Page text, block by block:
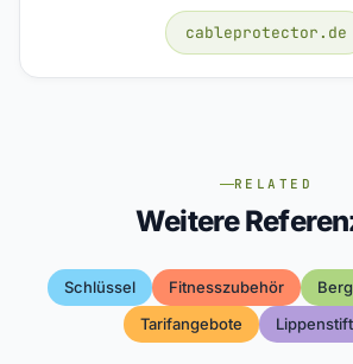
cableprotector.de
RELATED
Weitere
Schlüssel Fitnesszubehör
Tarifangebote